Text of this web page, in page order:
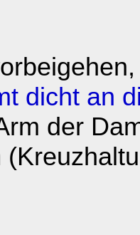
dicht an
der